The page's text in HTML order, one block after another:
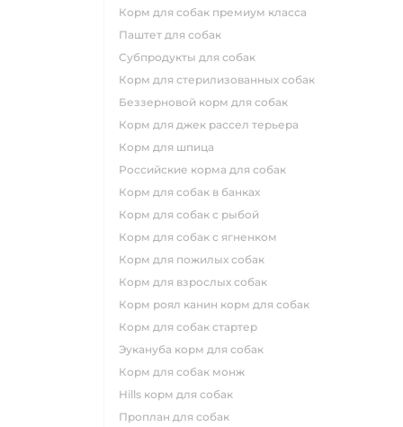
корм для собак премиум класса
паштет для собак
субпродукты для собак
корм для стерилизованных собак
беззерновой корм для собак
корм для джек рассел терьера
корм для шпица
российские корма для собак
корм для собак в банках
корм для собак с рыбой
корм для собак с ягненком
корм для пожилых собак
корм для взрослых собак
корм роял канин корм для собак
корм для собак стартер
эукануба корм для собак
корм для собак монж
hills корм для собак
проплан для собак